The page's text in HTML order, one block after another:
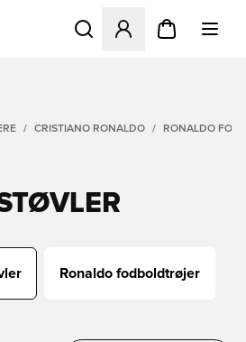
Åbner en Modal til at
CRISTIANO RONALDO RONALDO
Ronaldo fodboldtrøjer